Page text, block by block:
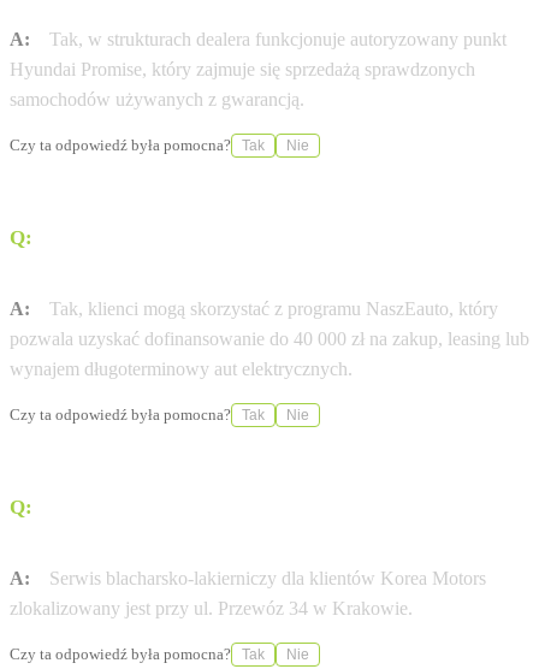
A:
Tak, w strukturach dealera funkcjonuje autoryzowany punkt
Hyundai Promise, który zajmuje się sprzedażą sprawdzonych
samochodów używanych z gwarancją.
Czy ta odpowiedź była pomocna? Tak Nie
Q:
A:
Tak, klienci mogą skorzystać z programu NaszEauto, który
pozwala uzyskać dofinansowanie do 40 000 zł na zakup, leasing lub
wynajem długoterminowy aut elektrycznych.
Czy ta odpowiedź była pomocna? Tak Nie
Q:
A:
Serwis blacharsko-lakierniczy dla klientów Korea Motors
zlokalizowany jest przy ul. Przewóz 34 w Krakowie.
Czy ta odpowiedź była pomocna? Tak Nie